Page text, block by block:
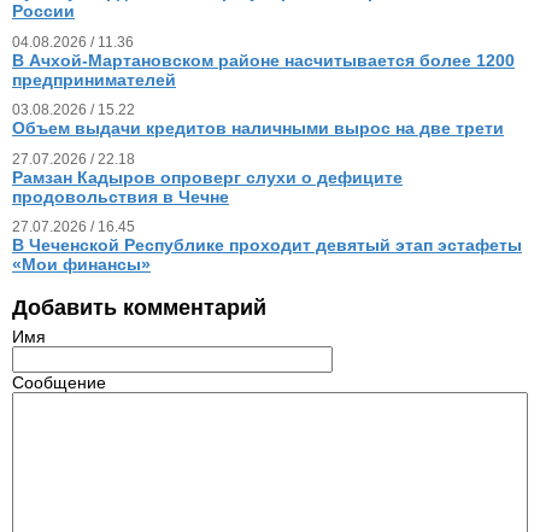
России
04.08.2026 / 11.36
В Ачхой-Мартановском районе насчитывается более 1200
предпринимателей
03.08.2026 / 15.22
Объем выдачи кредитов наличными вырос на две трети
27.07.2026 / 22.18
Рамзан Кадыров опроверг слухи о дефиците
продовольствия в Чечне
27.07.2026 / 16.45
В Чеченской Республике проходит девятый этап эстафеты
«Мои финансы»
Добавить комментарий
Имя
Сообщение